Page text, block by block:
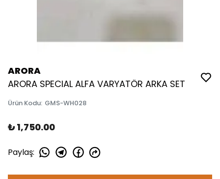
ARORA
ARORA SPECIAL ALFA VARYATÖR ARKA SET
Ürün Kodu: GMS-WH028
₺ 1,750.00
Paylaş: